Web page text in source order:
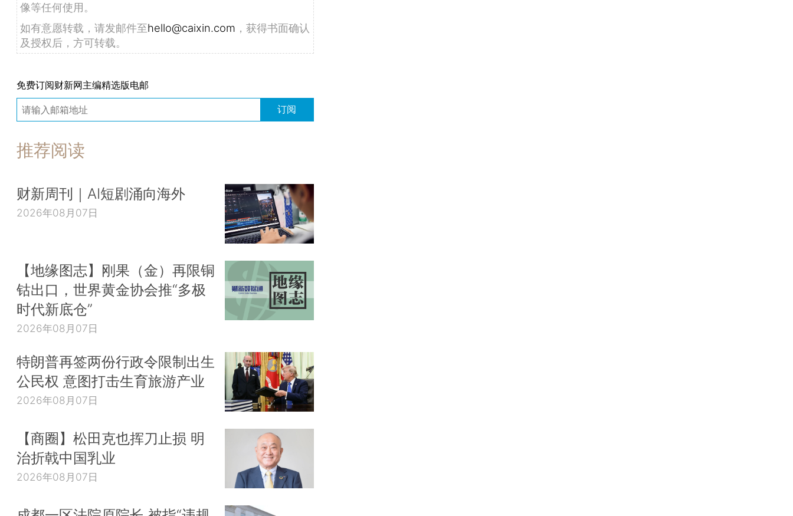
像等任何使用。
如有意愿转载，请发邮件至hello@caixin.com ，获得书面确认
及授权后，方可转载。
免费订阅财新网主编精选版电邮
订阅
推荐阅读
财新周刊｜AI短剧涌向海外
2026年08月07日
【地缘图志】刚果（金）再限铜
钴出口，世界黄金协会推“多极
时代新底仓”
2026年08月07日
特朗普再签两份行政令限制出生
公民权 意图打击生育旅游产业
2026年08月07日
【商圈】松田克也挥刀止损 明
治折戟中国乳业
2026年08月07日